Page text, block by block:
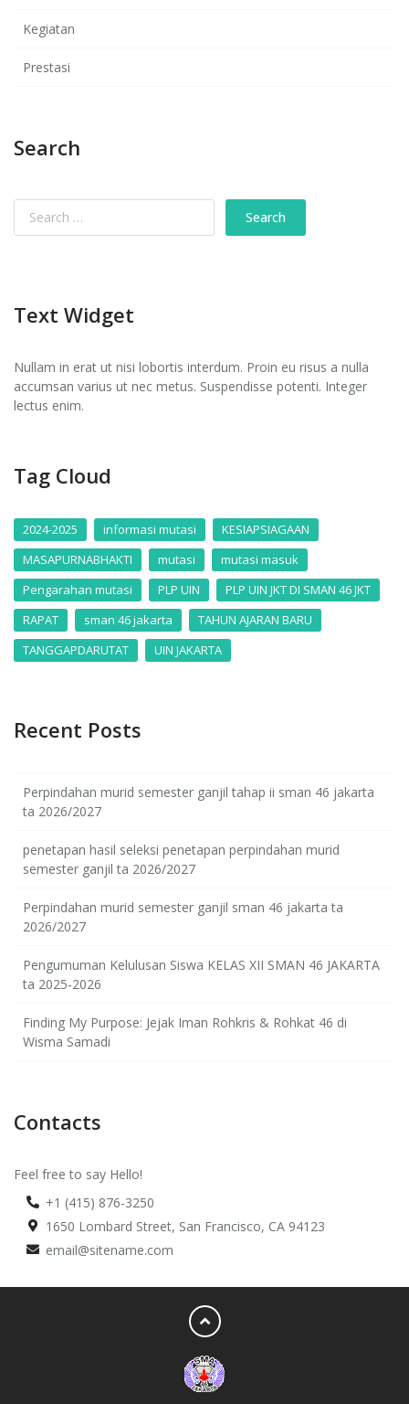
Kegiatan
Prestasi
Search
Text Widget
Nullam in erat ut nisi lobortis interdum. Proin eu risus a nulla
accumsan varius ut nec metus. Suspendisse potenti. Integer
lectus enim.
Tag Cloud
2024-2025 informasi mutasi
KESIAPSIAGAAN
MASAPURNABHAKTI
mutasi
mutasi masuk
Pengarahan mutasi
PLP UIN
PLP UIN JKT DI SMAN 46 JKT
RAPAT
sman 46 jakarta
TAHUN AJARAN BARU
TANGGAPDARUTAT
UIN JAKARTA
Recent Posts
Perpindahan murid semester ganjil tahap ii sman 46 jakarta
ta 2026/2027
penetapan hasil seleksi penetapan perpindahan murid
semester ganjil ta 2026/2027
Perpindahan murid semester ganjil sman 46 jakarta ta
2026/2027
Pengumuman Kelulusan Siswa KELAS XII SMAN 46 JAKARTA
ta 2025-2026
Finding My Purpose: Jejak Iman Rohkris & Rohkat 46 di
Wisma Samadi
Contacts
Feel free to say Hello!
+1 (415) 876-3250
1650 Lombard Street, San Francisco, CA 94123
email@sitename.com